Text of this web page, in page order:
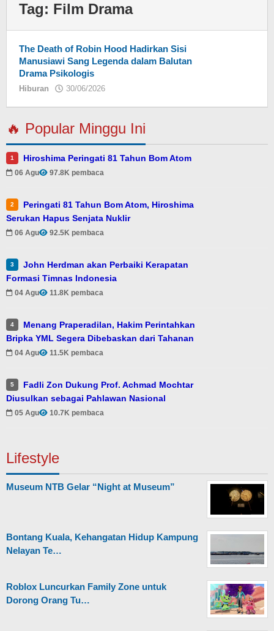
Tag: Film Drama
The Death of Robin Hood Hadirkan Sisi
Manusiawi Sang Legenda dalam Balutan
Drama Psikologis
Hiburan 30/06/2026
🔥 Popular Minggu Ini
1 Hiroshima Peringati 81 Tahun Bom Atom
06 Agu 97.8K pembaca
2
Peringati 81 Tahun Bom Atom, Hiroshima
Serukan Hapus Senjata Nuklir
06 Agu 92.5K pembaca
3
John Herdman akan Perbaiki Kerapatan
Formasi Timnas Indonesia
04 Agu 11.8K pembaca
4
Menang Praperadilan, Hakim Perintahkan
Bripka YML Segera Dibebaskan dari Tahanan
04 Agu 11.5K pembaca
5
Fadli Zon Dukung Prof. Achmad Mochtar
Diusulkan sebagai Pahlawan Nasional
05 Agu 10.7K pembaca
Lifestyle
Museum NTB Gelar “Night at Museum”
Bontang Kuala, Kehangatan Hidup Kampung
Nelayan Te…
Roblox Luncurkan Family Zone untuk
Dorong Orang Tu…